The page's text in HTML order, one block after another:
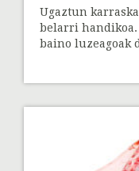
Ugaztun
belarri handikoa.
baino luzeagoak